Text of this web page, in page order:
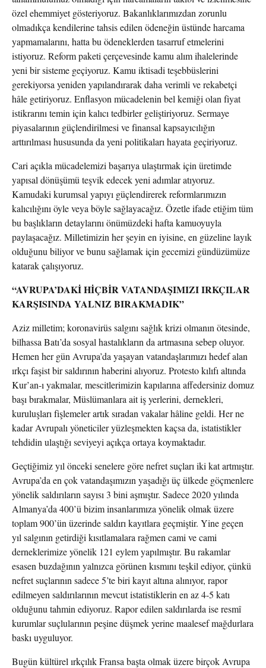
özel ehemmiyet gösteriyoruz. Bakanlıklarımızdan zorunlu
olmadıkça kendilerine tahsis edilen ödeneğin üstünde harcama
yapmamalarını, hatta bu ödeneklerden tasarruf etmelerini
istiyoruz. Reform paketi çerçevesinde kamu alım ihalelerinde
yeni bir sisteme geçiyoruz. Kamu iktisadi teşebbüslerini
gerekiyorsa yeniden yapılandırarak daha verimli ve rekabetçi
hâle getiriyoruz. Enflasyon mücadelenin bel kemiği olan fiyat
istikrarını temin için kalıcı tedbirler geliştiriyoruz. Sermaye
piyasalarının güçlendirilmesi ve finansal kapsayıcılığın
arttırılması hususunda da yeni politikaları hayata geçiriyoruz.
Cari açıkla mücadelemizi başarıya ulaştırmak için üretimde
yapısal dönüşümü teşvik edecek yeni adımlar atıyoruz.
Kamudaki kurumsal yapıyı güçlendirerek reformlarımızın
kalıcılığını öyle veya böyle sağlayacağız. Özetle ifade etiğim tüm
bu başlıkların detaylarını önümüzdeki hafta kamuoyuyla
paylaşacağız. Milletimizin her şeyin en iyisine, en güzeline layık
olduğunu biliyor ve bunu sağlamak için gecemizi gündüzümüze
katarak çalışıyoruz.
“AVRUPA’DAKİ HİÇBİR VATANDAŞIMIZI IRKÇILAR
KARŞISINDA YALNIZ BIRAKMADIK”
Aziz milletim; koronavirüs salgını sağlık krizi olmanın ötesinde,
bilhassa Batı’da sosyal hastalıkların da artmasına sebep oluyor.
Hemen her gün Avrupa’da yaşayan vatandaşlarımızı hedef alan
ırkçı faşist bir saldırının haberini alıyoruz. Protesto kılıfı altında
Kur’an-ı yakmalar, mescitlerimizin kapılarına affedersiniz domuz
başı bırakmalar, Müslümanlara ait iş yerlerini, dernekleri,
kuruluşları fişlemeler artık sıradan vakalar hâline geldi. Her ne
kadar Avrupalı yöneticiler yüzleşmekten kaçsa da, istatistikler
tehdidin ulaştığı seviyeyi açıkça ortaya koymaktadır.
Geçtiğimiz yıl önceki senelere göre nefret suçları iki kat artmıştır.
Avrupa’da en çok vatandaşımızın yaşadığı üç ülkede göçmenlere
yönelik saldırıların sayısı 3 bini aşmıştır. Sadece 2020 yılında
Almanya’da 400’ü bizim insanlarımıza yönelik olmak üzere
toplam 900’ün üzerinde saldırı kayıtlara geçmiştir. Yine geçen
yıl salgının getirdiği kısıtlamalara rağmen cami ve cami
derneklerimize yönelik 121 eylem yapılmıştır. Bu rakamlar
esasen buzdağının yalnızca görünen kısmını teşkil ediyor, çünkü
nefret suçlarının sadece 5’te biri kayıt altına alınıyor, rapor
edilmeyen saldırılarının mevcut istatistiklerin en az 4-5 katı
olduğunu tahmin ediyoruz. Rapor edilen saldırılarda ise resmî
kurumlar suçlularının peşine düşmek yerine maalesef mağdurlara
baskı uyguluyor.
Bugün kültürel ırkçılık Fransa başta olmak üzere birçok Avrupa